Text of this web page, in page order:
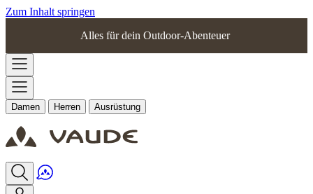
Zum Inhalt springen
Alles für dein Outdoor-Abenteuer
Damen Herren Ausrüstung